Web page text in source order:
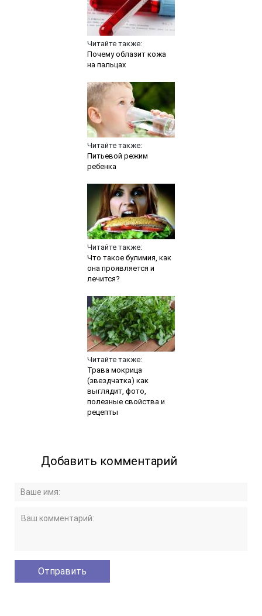
Читайте также:
Почему облазит кожа
на пальцах
Читайте также:
Питьевой режим
ребенка
Читайте также:
Что такое булимия, как
она проявляется и
лечится?
Читайте также:
Трава мокрица
(звездчатка) как
выглядит, фото,
полезные свойства и
рецепты
Добавить комментарий